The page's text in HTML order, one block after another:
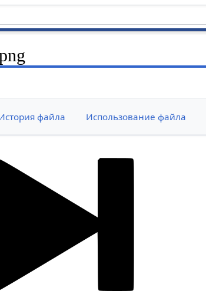
файла Использование файла